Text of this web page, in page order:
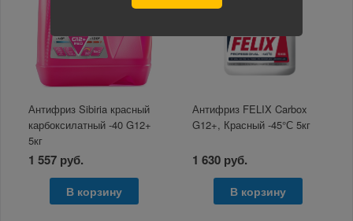
Антифриз Sibiria красный
карбоксилатный -40 G12+
5кг
1 557 руб.
В корзину
Антифриз FELIX Carbox
G12+, Красный -45°С 5кг
1 630 руб.
В корзину